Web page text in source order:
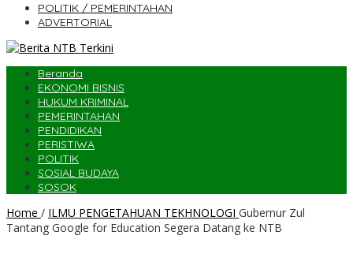
POLITIK / PEMERINTAHAN
ADVERTORIAL
Beranda
EKONOMI BISNIS
HUKUM KRIMINAL
PEMERINTAHAN
PENDIDIKAN
PERISTIWA
POLITIK
SOSIAL BUDAYA
SOSOK
Home / ILMU PENGETAHUAN TEKHNOLOGI Gubernur Zul
Tantang Google for Education Segera Datang ke NTB